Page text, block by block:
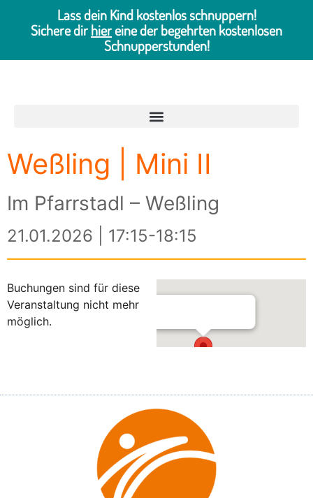
Lass dein Kind kostenlos schnuppern!
Sichere dirhiereine der begehrten kostenlosen
Schnupperstunden!
Weßling | Mini II
Im Pfarrstadl – Weßling
21.01.2026 | 17:15-18:15
Buchungen sind für diese
Veranstaltung nicht mehr
möglich.
Im Pfarrstadl – Weßling
Am Kreuzberg 3 - Weßling